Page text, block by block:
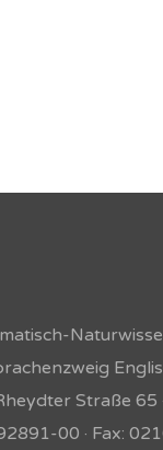
Straße
00 · Fax: